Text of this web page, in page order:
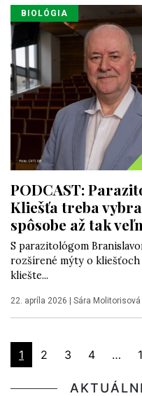
BIOLÓGIA
PODCAST:
Kliešťa treba
spôsobe až tak
S parazitológom
rozšírené mýty o kliešťoch
kliešte...
22. apríla 2026 | Sára Molitorisová
1 2 3 4 …